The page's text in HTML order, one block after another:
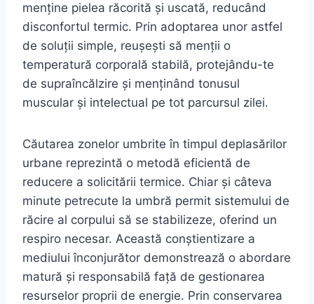
menține pielea răcorită și uscată, reducând
disconfortul termic. Prin adoptarea unor astfel
de soluții simple, reușești să menții o
temperatură corporală stabilă, protejându-te
de supraîncălzire și menținând tonusul
muscular și intelectual pe tot parcursul zilei.
Căutarea zonelor umbrite în timpul deplasărilor
urbane reprezintă o metodă eficientă de
reducere a solicitării termice. Chiar și câteva
minute petrecute la umbră permit sistemului de
răcire al corpului să se stabilizeze, oferind un
respiro necesar. Această conștientizare a
mediului înconjurător demonstrează o abordare
matură și responsabilă față de gestionarea
resurselor proprii de energie. Prin conservarea